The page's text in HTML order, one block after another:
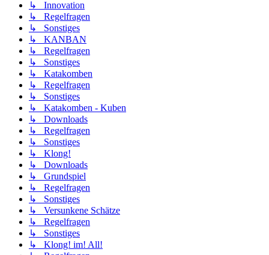
↳ Innovation
↳ Regelfragen
↳ Sonstiges
↳ KANBAN
↳ Regelfragen
↳ Sonstiges
↳ Katakomben
↳ Regelfragen
↳ Sonstiges
↳ Katakomben - Kuben
↳ Downloads
↳ Regelfragen
↳ Sonstiges
↳ Klong!
↳ Downloads
↳ Grundspiel
↳ Regelfragen
↳ Sonstiges
↳ Versunkene Schätze
↳ Regelfragen
↳ Sonstiges
↳ Klong! im! All!